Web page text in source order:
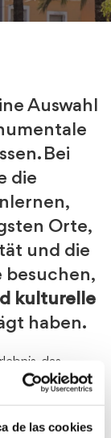
de las cookies
Auswahl
Bei
die
Orte,
und die
kulturelle
haben.
das
mit seiner